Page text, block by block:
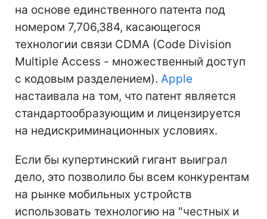
на основе единственного патента под
номером 7,706,384, касающегося
технологии связи CDMA (Code Division
Multiple Access - множественный доступ
с кодовым разделением). Apple
настаивала на том, что патент является
стандартообразующим и лицензируется
на недискриминационных условиях.
Если бы купертинский гигант выиграл
дело, это позволило бы всем конкурентам
на рынке мобильных устройств
использовать технологию на "честных и